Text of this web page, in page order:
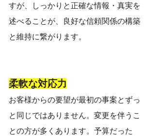
すが、しっかりと正確な情報・真実を
述べることが、良好な信頼関係の構築
と維持に繋がります。
柔軟な対応力
お客様からの要望が最初の事案とずっ
と同じではありません。変更を伴うこ
との方が多くあります。予算だった